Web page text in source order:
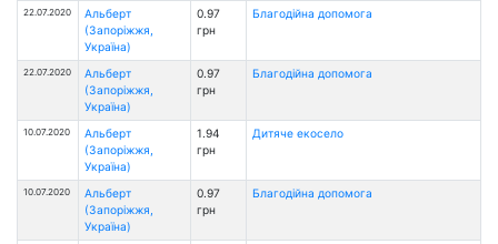
22.07.2020
Альберт
(Запоріжжя,
Україна)
0.97
грн
Благодійна допомога
22.07.2020
Альберт
(Запоріжжя,
Україна)
0.97
грн
Благодійна допомога
10.07.2020
Альберт
(Запоріжжя,
Україна)
1.94
грн
Дитяче екосело
10.07.2020
Альберт
(Запоріжжя,
Україна)
0.97
грн
Благодійна допомога